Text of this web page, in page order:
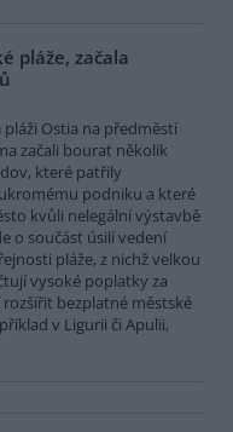
pláže, začala
pláži Ostia na předměstí
začali bourat několik
které patřily
podniku a které
kvůli nelegální výstavbě
o součást úsilí vedení
pláže, z nichž velkou
vysoké poplatky za
bezplatné městské
v Ligurii či Apulii,